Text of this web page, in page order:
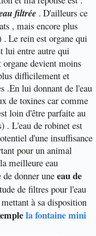
filtrée . D'ailleurs ce
, mais encore plus
. Le rein est organe qui
lui entre autre qui
devient moins
difficilement et
.En lui donnant de l'eau
de toxines car comme
loin d'être parfaite au
. L'eau de robinet est
d'une insuffisance
pour un animal
meilleure eau
donner une eau de
de filtres pour l'eau
à sa disposition
la fontaine mini